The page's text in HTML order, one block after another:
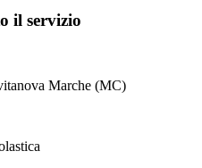
il servizio
Marche (MC)